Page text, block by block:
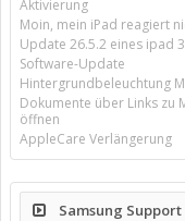
Aktivierung
Moin, mein iPad reagiert
Update 26.5.2 eines ipad
Software-Update
Hintergrundbeleuchtung
Dokumente über Links zu
öffnen
AppleCare Verlängerung
Samsung Support